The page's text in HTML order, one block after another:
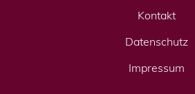
Kontakt
Datenschutz
Impressum